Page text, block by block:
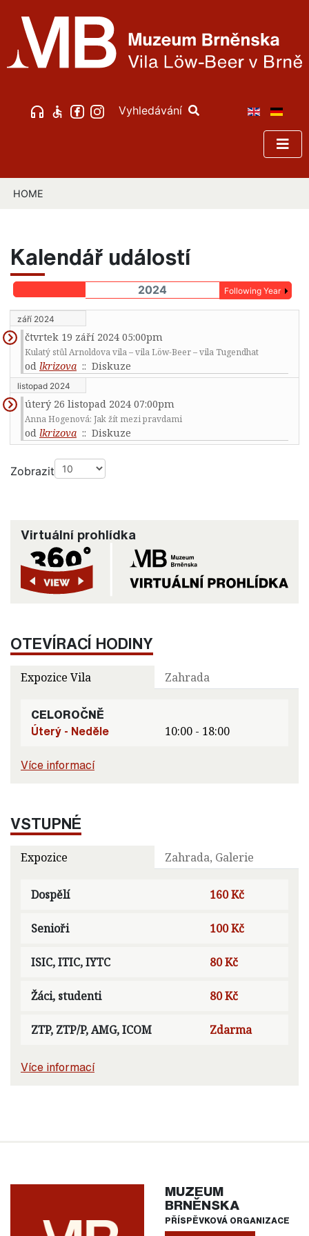
Vyhledávání
HOME
Kalendář událostí
2024 Following Year
září 2024
čtvrtek 19 září 2024 05:00pm
Kulatý stůl Arnoldova vila – vila Löw-Beer – vila Tugendhat
od lkrizova :: Diskuze
listopad 2024
úterý 26 listopad 2024 07:00pm
Anna Hogenová: Jak žít mezi pravdami
od lkrizova :: Diskuze
Pagination List Limit
Zobrazit
Virtuální prohlídka
OTEVÍRACÍ HODINY
Expozice Vila Zahrada
CELOROČNĚ
Úterý - Neděle
10:00 - 18:00
Více informací
VSTUPNÉ
Expozice Zahrada, Galerie
Dospělí 160 Kč
Senioři 100 Kč
ISIC, ITIC, IYTC 80 Kč
Žáci, studenti 80 Kč
ZTP, ZTP/P, AMG, ICOM Zdarma
Více informací
MUZEUM
BRNĚNSKA
PŘÍSPĚVKOVÁ ORGANIZACE